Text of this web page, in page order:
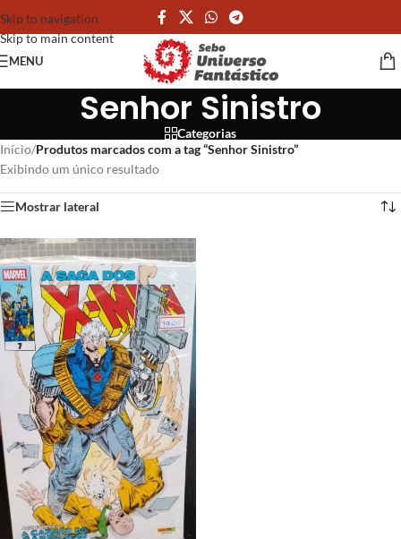
Skip to navigation
Skip to main content
MENU
Senhor Sinistro
Categorias
Início/Produtos marcados com a tag “Senhor Sinistro”
Exibindo um único resultado
Mostrar lateral